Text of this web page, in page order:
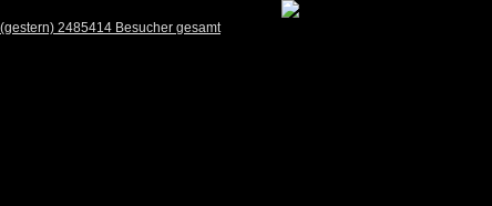
2485414 Besucher gesamt